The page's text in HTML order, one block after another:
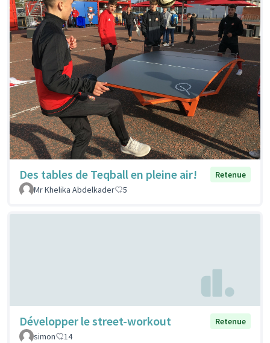
Des tables de Teqball en pleine air!
Retenue
Mr Khelika Abdelkader
5
Développer le street-workout
Retenue
simon
14